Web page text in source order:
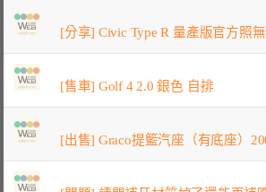
[分享] Civic Type R 量產版官方照
[售車] Golf 4 2.0 銀色 自排
[出售] Graco提籃汽座（有底座）